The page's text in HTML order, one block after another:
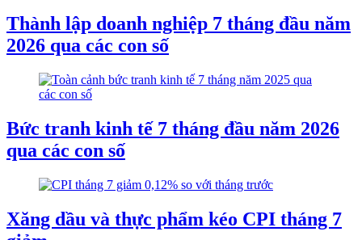
Thành lập doanh nghiệp 7 tháng đầu năm
2026 qua các con số
Bức tranh kinh tế 7 tháng đầu năm 2026
qua các con số
Xăng dầu và thực phẩm kéo CPI tháng 7